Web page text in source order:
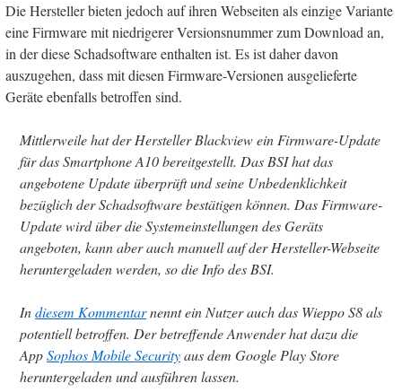
Die Hersteller bieten jedoch auf ihren Webseiten als einzige Variante
eine Firmware mit niedrigerer Versionsnummer zum Download an,
in der diese Schadsoftware enthalten ist. Es ist daher davon
auszugehen, dass mit diesen Firmware-Versionen ausgelieferte
Geräte ebenfalls betroffen sind.
Mittlerweile hat der Hersteller Blackview ein Firmware-Update
für das Smartphone A10 bereitgestellt. Das BSI hat das
angebotene Update überprüft und seine Unbedenklichkeit
bezüglich der Schadsoftware bestätigen können. Das Firmware-
Update wird über die Systemeinstellungen des Geräts
angeboten, kann aber auch manuell auf der Hersteller-Webseite
heruntergeladen werden, so die Info des BSI.
Indiesem Kommentarnennt ein Nutzer auch das Wieppo S8 als
potentiell betroffen. Der betreffende Anwender hat dazu die
AppSophos Mobile Securityaus dem Google Play Store
heruntergeladen und ausführen lassen.